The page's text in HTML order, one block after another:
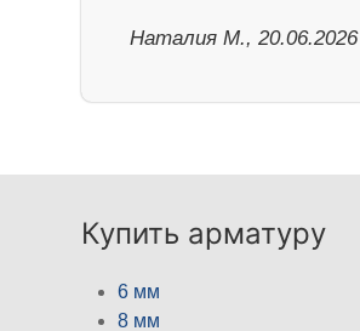
Наталия М., 20.06.2026
Купить арматуру
6 мм
8 мм